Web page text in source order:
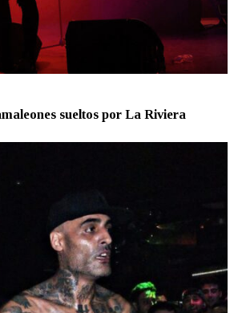
sueltos por La Riviera